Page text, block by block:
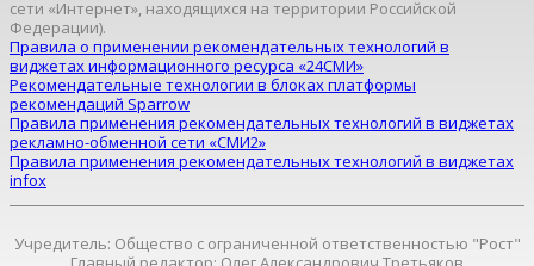
сети «Интернет», находящихся на территории Российской
Федерации).
Правила о применении рекомендательных технологий в
виджетах информационного ресурса «24СМИ»
Рекомендательные технологии в блоках платформы
рекомендаций Sparrow
Правила применения рекомендательных технологий в виджетах
рекламно-обменной сети «СМИ2»
Правила применения рекомендательных технологий в виджетах
infox
Учредитель: Общество с ограниченной ответственностью "Рост"